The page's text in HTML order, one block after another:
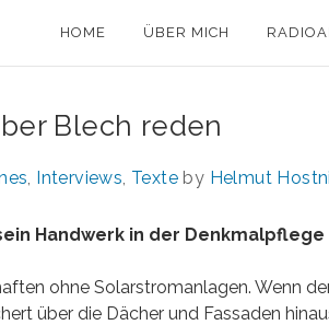
HOME ÜBER MICH
Blech reden
, Interviews, Texte by Helmut
Handwerk in der Denkmalpflege
ohne Solarstromanlagen. Wenn
über die Dächer und Fassaden